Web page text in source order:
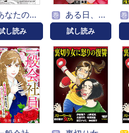
隣のモンスター主婦ＳＰ～ヒ・ラ・ヒ・ラ～
し読み
巻 ある日、ブスになった。 転落した元美人は手に負えない
試し読み
巻